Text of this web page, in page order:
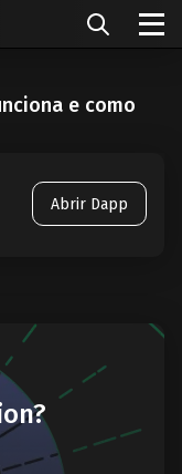
e como
Abrir Dapp